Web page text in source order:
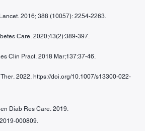
2016; 388 (10057): 2254-2263.
Care. 2020;43(2):389-397.
Clin Pract. 2018 Mar;137:37-46.
2022. https://doi.org/10.1007/s13300-022-
Diab Res Care. 2019.
000809.